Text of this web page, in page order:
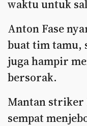
waktu untuk
Anton Fase
buat tim tamu,
juga hampir
bersorak.
Mantan striker
sempat